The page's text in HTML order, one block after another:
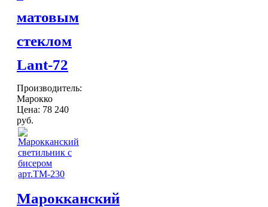
матовым
стеклом
Lant-72
Производитель:
Марокко
Цена: 78 240
руб.
Марокканский